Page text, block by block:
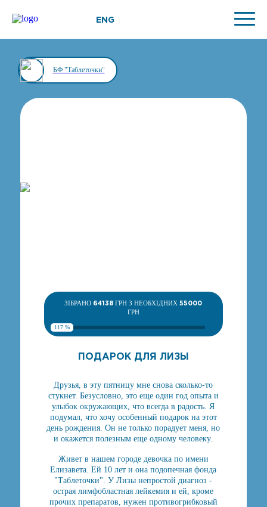
ENG
БФ "Таблеточки"
ЗІБРАНО 64138 ГРН З НЕОБХІДНИХ55000
ГРН
117 %
ПОДАРОК ДЛЯ ЛИЗЫ
Друзья, в эту пятницу мне снова сколько-то
стукнет. Безусловно, это еще один год опыта и
улыбок окружающих, что всегда в радость. Я
подумал, что хочу особенный подарок на этот
день рождения. Он не только порадует меня, но
и окажется полезным еще одному человеку.
Живет в нашем городе девочка по имени
Елизавета. Ей 10 лет и она подопечная фонда
"Таблеточки". У Лизы непростой диагноз -
острая лимфобластная лейкемия и ей, кроме
прочих препаратов, нужен противогрибковый